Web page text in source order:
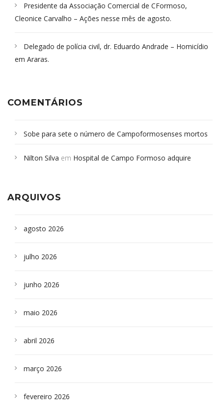
Presidente da Associação Comercial de CFormoso,
Cleonice Carvalho – Ações nesse mês de agosto.
Delegado de polícia civil, dr. Eduardo Andrade – Homicídio
em Araras.
COMENTÁRIOS
Sobe para sete o número de Campoformosenses mortos
Campoformosenses que morreram em desabamentos são
Nilton Silva em Hospital de Campo Formoso adquire
ARQUIVOS
agosto 2026
julho 2026
junho 2026
maio 2026
abril 2026
março 2026
fevereiro 2026